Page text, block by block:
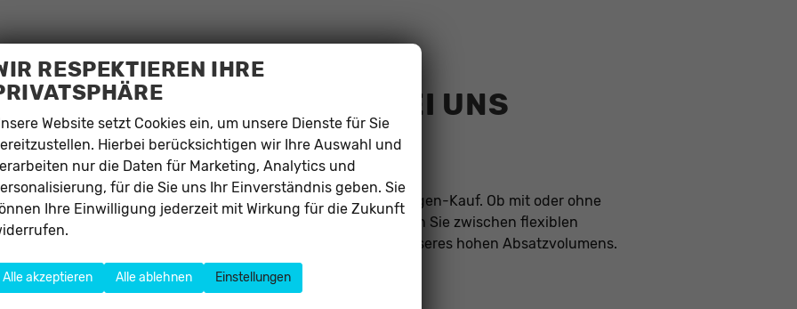
IHREN TRAUMWAGEN BEI UNS
fixe Raten!
und individuell anpassbare Ratenpläne für Ihren Neuwagen-Kauf. Ob mit oder ohne
Finanzierungsmöglichkeit für Ihre Bedürfnisse. Wählen Sie zwischen flexiblen
profitieren Sie von unseren günstigen Konditionen dank unseres hohen Absatzvolumens.
Ihnen ein individuelles Angebot.
RESPEKTIEREN IHRE
Website setzt Cookies ein, um unsere Dienste für Sie
Hierbei berücksichtigen wir Ihre Auswahl und
nur die Daten für Marketing, Analytics und
für die Sie uns Ihr Einverständnis geben. Sie
Ihre Einwilligung jederzeit mit Wirkung für die Zukunft
Alle akzeptieren Alle ablehnen Einstellungen